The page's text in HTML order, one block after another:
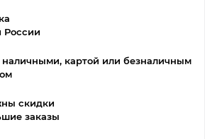
России
наличными, картой или безналичным
скидки
заказы